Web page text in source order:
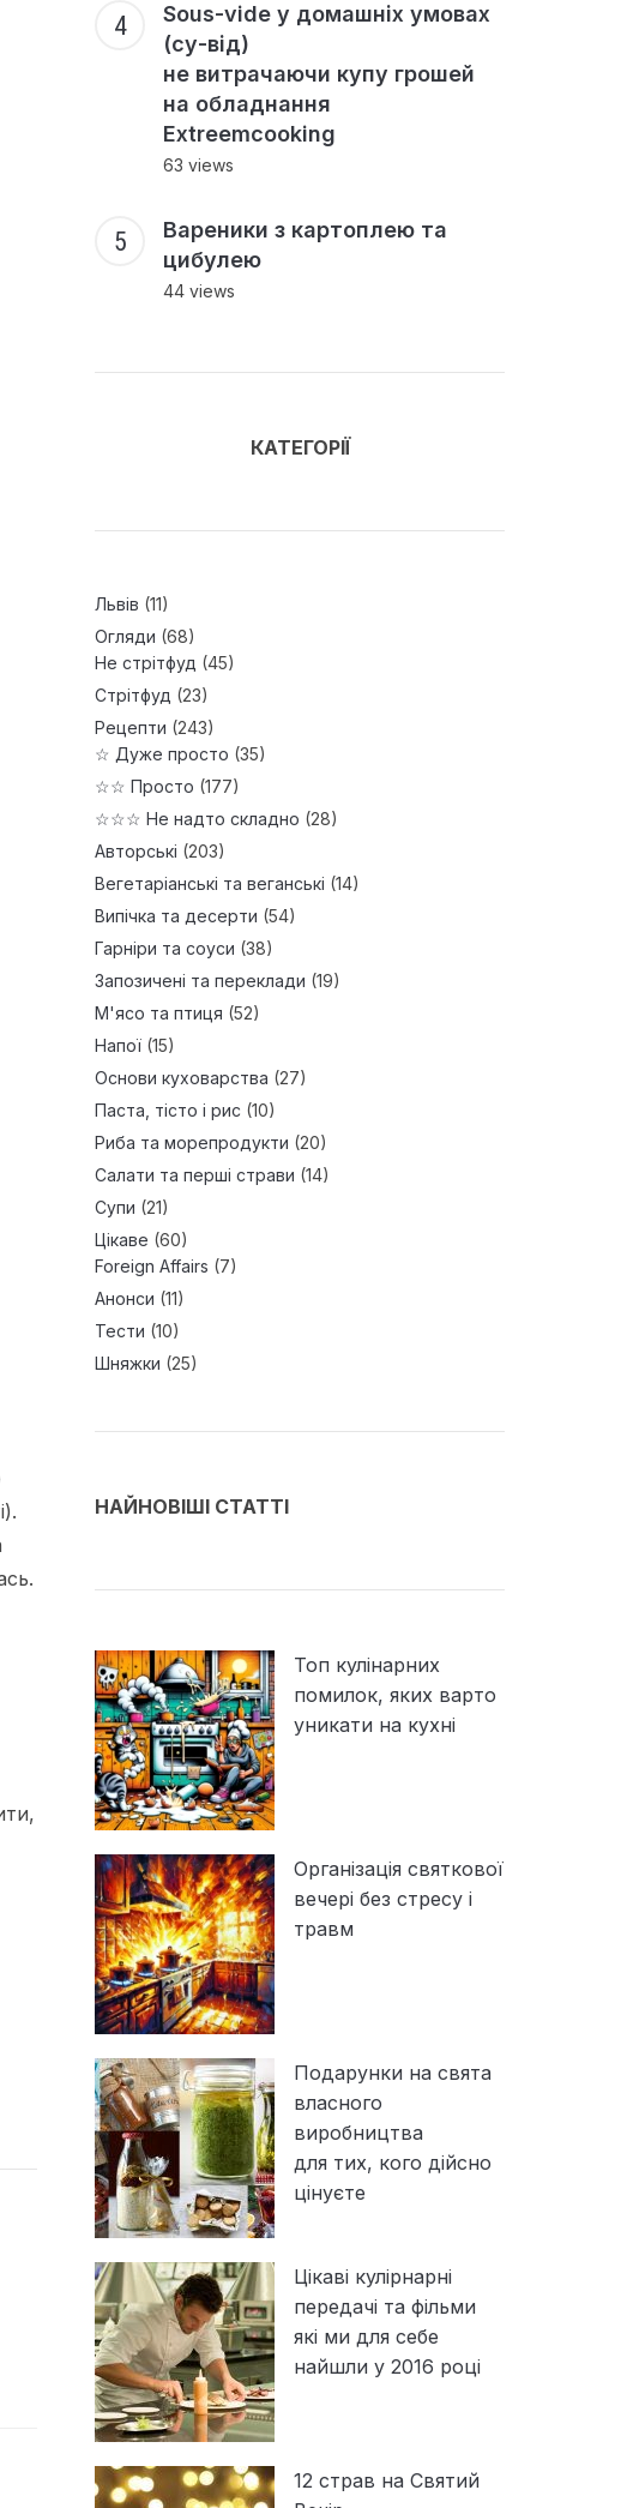
Sous-vide у домашніх умовах
(су-від)
не витрачаючи купу грошей
на обладнання
Extreemcooking
63 views
Вареники з картоплею та
цибулею
44 views
КАТЕГОРІЇ
Львів (11)
Огляди (68)
Не стрітфуд (45)
Стрітфуд (23)
Рецепти (243)
☆ Дуже просто (35)
☆☆ Просто (177)
☆☆☆ Не надто складно (28)
Авторські (203)
Вегетаріанські та веганські (14)
Випічка та десерти (54)
Гарніри та соуси (38)
Запозичені та переклади (19)
М'ясо та птиця (52)
Напої (15)
Основи куховарства (27)
Паста, тісто і рис (10)
Риба та морепродукти (20)
Салати та перші страви (14)
Супи (21)
Цікаве (60)
Foreign Affairs (7)
Анонси (11)
Тести (10)
Шняжки (25)
НАЙНОВІШІ СТАТТІ
Топ кулінарних
помилок, яких варто
уникати на кухні
Організація святкової
вечері без стресу і
травм
Подарунки на свята
власного
виробництва
для тих, кого дійсно
цінуєте
Цікаві кулірнарні
передачі та фільми
які ми для себе
найшли у 2016 році
12 страв на Святий